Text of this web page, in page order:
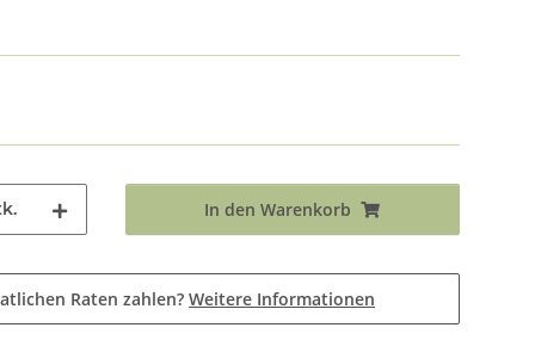
In den Warenkorb
Raten zahlen? Weitere Informationen